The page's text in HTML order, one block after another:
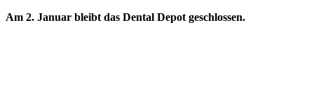
Am 2. Januar bleibt das Dental Depot geschlossen.